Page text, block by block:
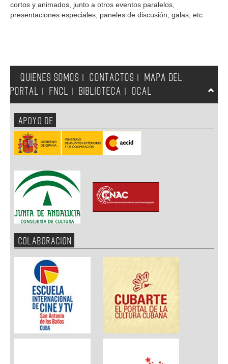
cortos y animados, junto a otros eventos paralelos,
presentaciones especiales, paneles de discusión, galas, etc.
QUIENES SOMOS CONTACTOS
MAPA DEL
PORTAL
FNCL BIBLIOTECA OCAL
APOYO DE
COLABORACION